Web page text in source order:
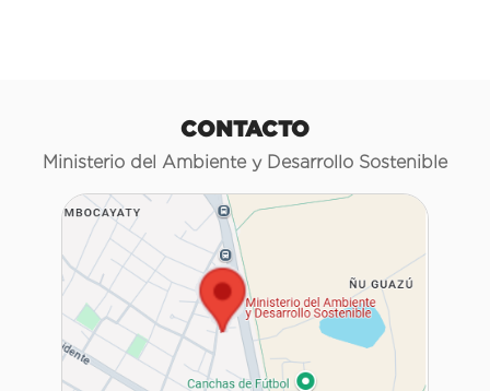
CONTACTO
Ministerio del Ambiente y Desarrollo Sostenible